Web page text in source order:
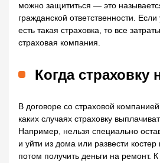
можно защититься — это
гражданской ответственности.
есть такая страховка, то все
страховая компания.
Когда страховку
В договоре со страховой
каких случаях страховку
Например, нельзя специально
и уйти из дома или развести
потом получить деньги на ремонт.